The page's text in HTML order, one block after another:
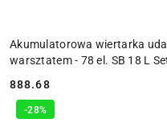
Akumulatorowa wiertarka
warsztatem - 78 el. SB 18 L
Cena:
888.68
-28%